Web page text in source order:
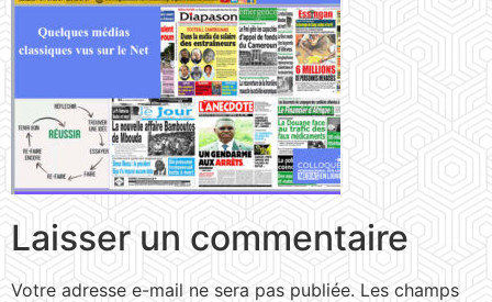
Laisser un commentaire
Votre adresse e-mail ne sera pas publiée. Les champs